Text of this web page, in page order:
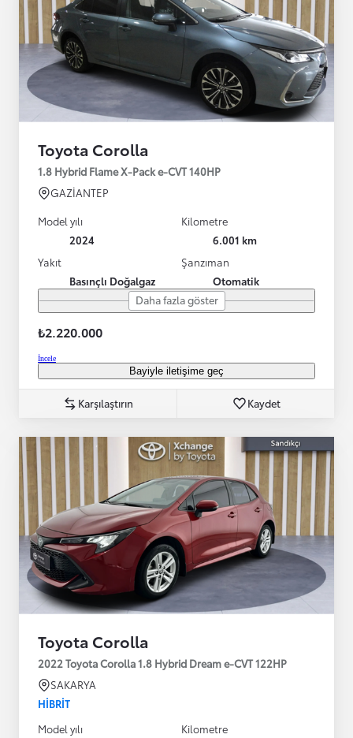
Toyota Corolla
1.8 Hybrid Flame X-Pack e-CVT 140HP
GAZİANTEP
Model yılı
2024
Kilometre
6.001 km
Yakıt
Basınçlı Doğalgaz
Şanzıman
Otomatik
Daha fazla göster
₺2.220.000
İncele
Bayiyle iletişime geç
Karşılaştırın Kaydet
Toyota Corolla
2022 Toyota Corolla 1.8 Hybrid Dream e-CVT 122HP
SAKARYA
HIBRIT
Model yılı
Kilometre